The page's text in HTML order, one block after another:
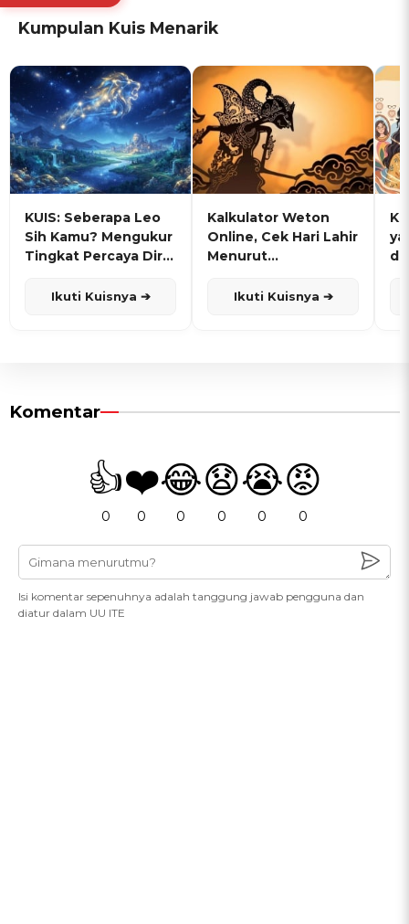
Kumpulan Kuis Menarik
KUIS: Seberapa Leo
Sih Kamu? Mengukur
Tingkat Percaya Diri
Ikuti Kuisnya ➔
Kalkulator Weton
Online, Cek Hari Lahir
Menurut
Ikuti Kuisnya ➔
Komentar
👍
0
❤️
0
😂
0
😧
0
😭
0
😡
0
Isi komentar sepenuhnya adalah tanggung jawab pengguna dan
diatur dalam UU ITE